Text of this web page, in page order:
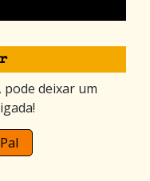
pode deixar um